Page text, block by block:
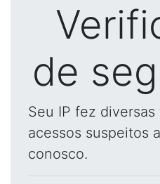
de
Seu IP fez
acessos suspeitos
conosco.